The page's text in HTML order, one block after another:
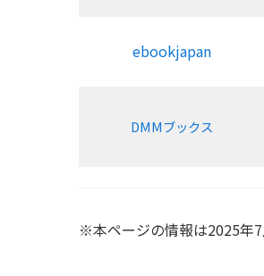
ebookjapan
DMMブックス
※本ページの情報は2025年